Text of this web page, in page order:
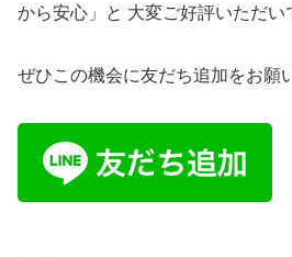
から安心」と 大変ご好評いただい
ぜひこの機会に友だち追加をお願